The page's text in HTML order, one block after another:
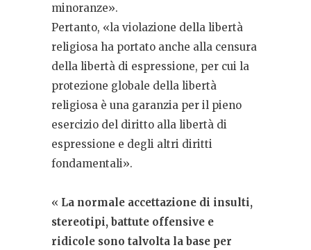
minoranze».
Pertanto, «la violazione della libertà
religiosa ha portato anche alla censura
della libertà di espressione, per cui la
protezione globale della libertà
religiosa è una garanzia per il pieno
esercizio del diritto alla libertà di
espressione e degli altri diritti
fondamentali».
« La normale accettazione di insulti,
stereotipi, battute offensive e
ridicole sono talvolta la base per